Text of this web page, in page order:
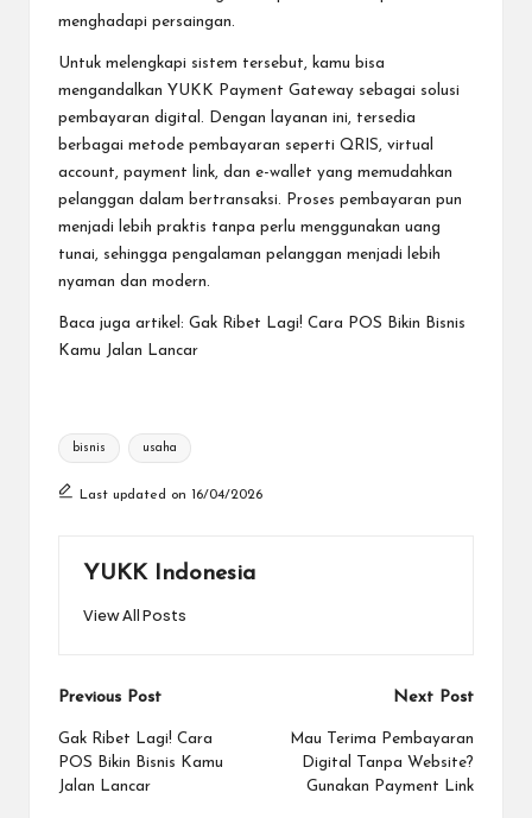
menghadapi persaingan.
Untuk melengkapi sistem tersebut, kamu bisa
mengandalkan YUKK Payment Gateway sebagai solusi
pembayaran digital. Dengan layanan ini, tersedia
berbagai metode pembayaran seperti QRIS, virtual
account, payment link, dan e-wallet yang memudahkan
pelanggan dalam bertransaksi. Proses pembayaran pun
menjadi lebih praktis tanpa perlu menggunakan uang
tunai, sehingga pengalaman pelanggan menjadi lebih
nyaman dan modern.
Baca juga artikel: Gak Ribet Lagi! Cara POS Bikin Bisnis
Kamu Jalan Lancar
Tags:
bisnis usaha
Last updated on 16/04/2026
YUKK Indonesia
View All Posts
Post
navigation
Previous Post
Gak Ribet Lagi! Cara
POS Bikin Bisnis Kamu
Jalan Lancar
Next Post
Mau Terima Pembayaran
Digital Tanpa Website?
Gunakan Payment Link